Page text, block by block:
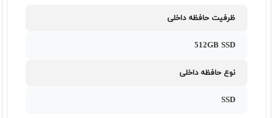
ظرفیت حافظه داخلی
512GB SSD
نوع حافظه داخلی
SSD